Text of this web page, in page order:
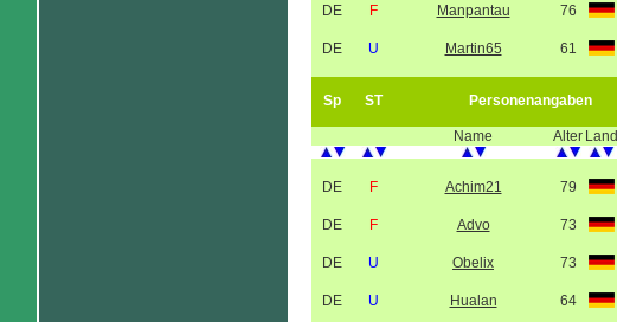
DE F Manpantau 76
DE U Martin65 61
Sp ST Personenangaben
Name Alter Land
DE F Achim21 79
DE F Advo 73
DE U Obelix 73
DE U Hualan 64